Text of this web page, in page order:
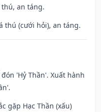
thú, an táng.
thú (cưới hỏi), an táng.
'Hỷ Thần'. Xuất hành
gặp Hạc Thần (xấu)